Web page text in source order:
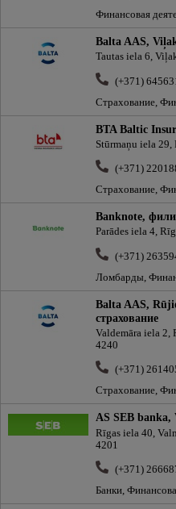
Финансовая
Balta AAS,
Tautas iela 6,
(+371)
Страхование,
BTA Baltic
Stūrmaņu iela
(+371)
Страхование,
Banknote,
Parādes iela 4,
(+371)
Ломбарды,
Balta AAS,
cтрахование
Valdemāra iela 2,
4240
(+371)
Страхование,
AS SEB banka,
Rīgas iela 40,
4201
(+371)
Банки,